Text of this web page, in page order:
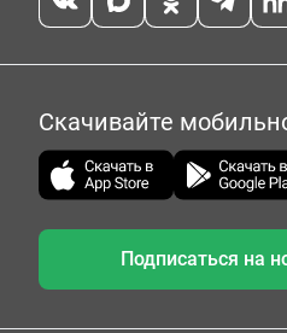
Скачивайте
Подписаться на